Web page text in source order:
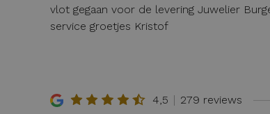
vlot gegaan voor de levering Juwelier
service groetjes Kristof
4,5 279 reviews